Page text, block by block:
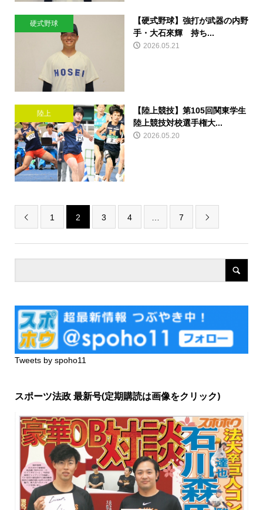
硬式野球
【硬式野球】強打が武器の内野
手・大石來輝 持ち...
2026.05.21
陸上
【陸上競技】第105回関東学生
陸上競技対校選手権大...
2026.05.20
 1 2 3 4 7 
Tweets by spoho11
スポーツ法政 最新号(定期購読は画像をクリック)